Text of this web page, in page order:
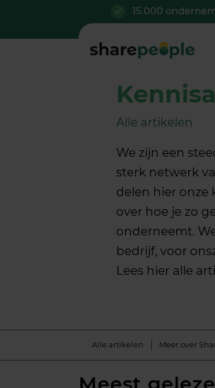
15.000
Alle artikelen
We zijn een
sterk netwerk
delen hier onze
over hoe je zo
onderneemt.
bedrijf, voor
Lees hier alle
Alle artikelen Meer over